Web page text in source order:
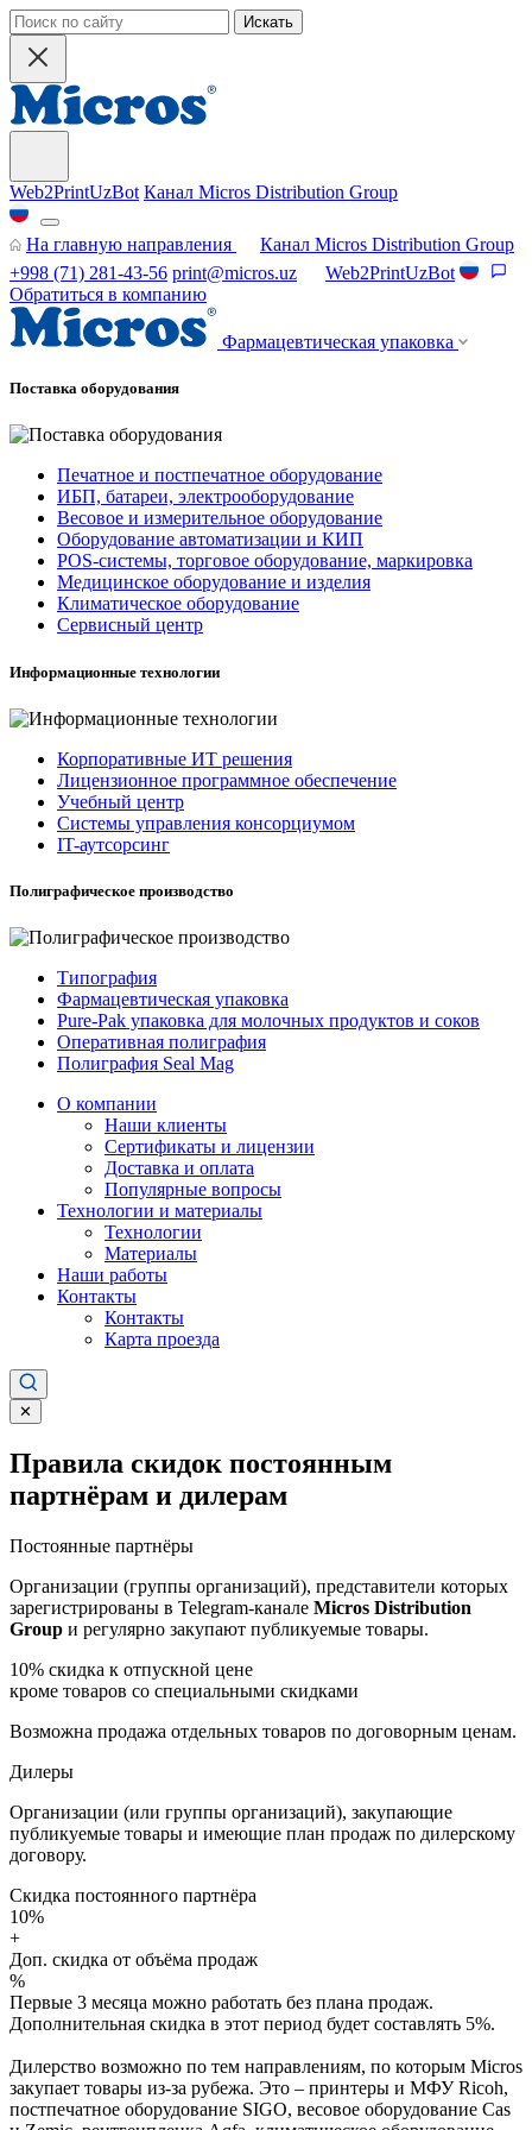
Искать
Web2PrintUzBot Канал Micros Distribution Group
На главную направления
Канал Micros Distribution Group
+998 (71) 281-43-56 print@micros.uz
Web2PrintUzBot
Обратиться в компанию
Фармацевтическая упаковка
Поставка оборудования
Печатное и постпечатное оборудование
ИБП, батареи, электрооборудование
Весовое и измерительное оборудование
Оборудование автоматизации и КИП
POS-системы, торговое оборудование, маркировка
Медицинское оборудование и изделия
Климатическое оборудование
Сервисный центр
Информационные технологии
Корпоративные ИТ решения
Лицензионное программное обеспечение
Учебный центр
Системы управления консорциумом
IT-аутсорсинг
Полиграфическое производство
Типография
Фармацевтическая упаковка
Pure-Pak упаковка для молочных продуктов и соков
Оперативная полиграфия
Полиграфия Seal Mag
О компании
Наши клиенты
Сертификаты и лицензии
Доставка и оплата
Популярные вопросы
Технологии и материалы
Технологии
Материалы
Наши работы
Контакты
Контакты
Карта проезда
✕
Правила скидок постоянным
партнёрам и дилерам
Постоянные партнёры
Организации (группы организаций), представители которых
зарегистрированы в Telegram-канале Micros Distribution
Group и регулярно закупают публикуемые товары.
10% скидка к отпускной цене
кроме товаров со специальными скидками
Возможна продажа отдельных товаров по договорным ценам.
Дилеры
Организации (или группы организаций), закупающие
публикуемые товары и имеющие план продаж по дилерскому
договору.
Скидка постоянного партнёра
10%
+
Доп. скидка от объёма продаж
%
Первые 3 месяца можно работать без плана продаж.
Дополнительная скидка в этот период будет составлять 5%.
Дилерство возможно по тем направлениям, по которым Micros
закупает товары из-за рубежа. Это – принтеры и МФУ Ricoh,
постпечатное оборудование SIGO, весовое оборудование Cas